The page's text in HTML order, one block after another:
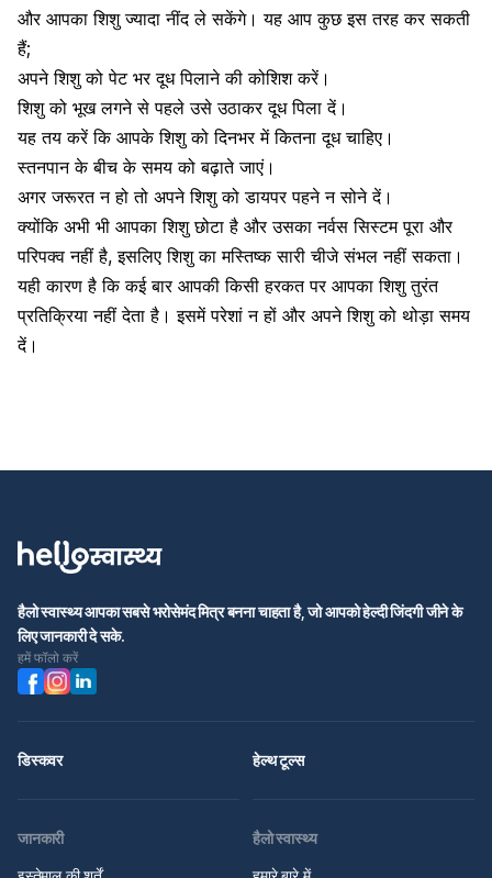
और आपका शिशु ज्यादा नींद ले सकेंगे। यह आप कुछ इस तरह कर सकती
हैं;
अपने शिशु को पेट भरदूध पिलानेकी कोशिश करें।
शिशु को भूख लगने से पहले उसे उठाकर दूध पिला दें।
यह तय करें कि आपके शिशु को दिनभर में कितना दूध चाहिए।
स्तनपान के बीच के समय को बढ़ाते जाएं।
अगर जरूरत न हो तो अपने शिशु को डायपर पहने न सोने दें।
क्योंकि अभी भी आपका शिशु छोटा है और उसका नर्वस सिस्टम पूरा और
परिपक्व नहीं है, इसलिए शिशु का मस्तिष्क सारी चीजे संभल नहीं सकता।
यही कारण है कि कई बार आपकी किसी हरकत पर आपका शिशु तुरंत
प्रतिक्रिया नहीं देता है। इसमें परेशां न हों और अपने शिशु को थोड़ा समय
दें।
हैलो स्वास्थ्य आपका सबसे भरोसेमंद मित्र बनना चाहता है, जो आपको हेल्दी जिंदगी जीने के
लिए जानकारी दे सके.
हमें फॉलो करें
डिस्कवर हेल्थ टूल्स
जानकारी
हैलो स्वास्थ्य